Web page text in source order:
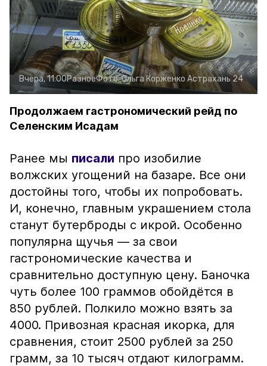
Вчера, 11:00РазноеФото:Ольга Корженко Астрахань 24
Продолжаем гастрономический рейд по
Селенским Исадам
Ранее мы писали про изобилие
волжских угощений на базаре. Все они
достойны того, чтобы их попробовать.
И, конечно, главным украшением стола
станут бутерброды с икрой. Особенно
популярна щучья — за свои
гастрономические качества и
сравнительно доступную цену. Баночка
чуть более 100 граммов обойдётся в
850 рублей. Полкило можно взять за
4000. Привозная красная икорка, для
сравнения, стоит 2500 рублей за 250
грамм, за 10 тысяч отдают килограмм.